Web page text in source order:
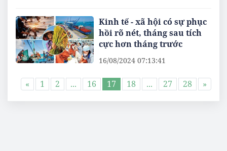
Kinh tế - xã hội có sự phục
hồi rõ nét, tháng sau tích
cực hơn tháng trước
16/08/2024 07:13:41
« 1 2 ... 16 17 18 ... 27 28 »